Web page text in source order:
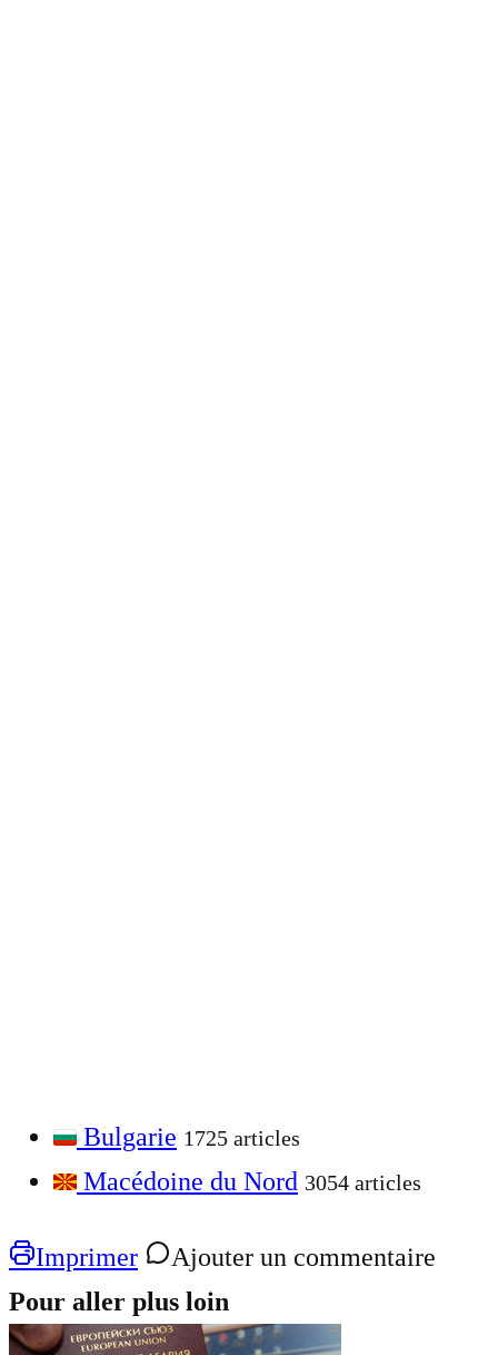
Bulgarie 1725 articles
Macédoine du Nord 3054 articles
Imprimer
Ajouter un commentaire
Pour aller plus loin